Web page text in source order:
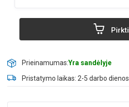
Pirkti
Prieinamumas:Yra sandėlyje
Pristatymo laikas: 2-5 darbo dienos